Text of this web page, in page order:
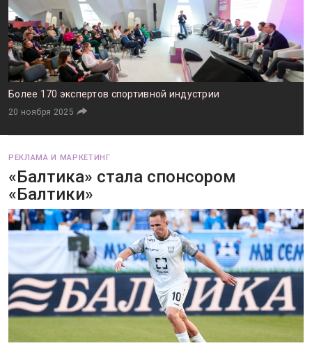
Более 170 экспертов спортивной индустрии
20 ноября 2025
РЕКЛАМА И МАРКЕТИНГ
«Балтика» стала спонсором
«Балтики»